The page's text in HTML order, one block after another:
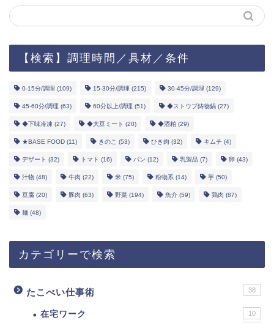
【検索】調理時間／具材／条件
0-15分/調理 (109) 15-30分/調理 (215) 30-45分/調理 (129)
45-60分/調理 (63) 60分以上/調理 (51) ◆ストウブ鋳物鍋 (27)
◆下味冷凍 (27) ◆大豆ミート (20) ◆酒粕 (29)
★BASE FOOD (11) きのこ (53) ひき肉 (32) キムチ (4)
デザート (32) トマト (16) パン (12) 乳製品 (7) 卵 (43)
汁物 (48) 牛肉 (22) 米 (75) 粉物系 (14) 芋 (50)
豆腐 (20) 豚肉 (63) 野菜 (194) 魚介 (59) 鶏肉 (87)
麺 (48)
カテゴリーで検索
たこべい仕事術 38
在宅ワーク 10